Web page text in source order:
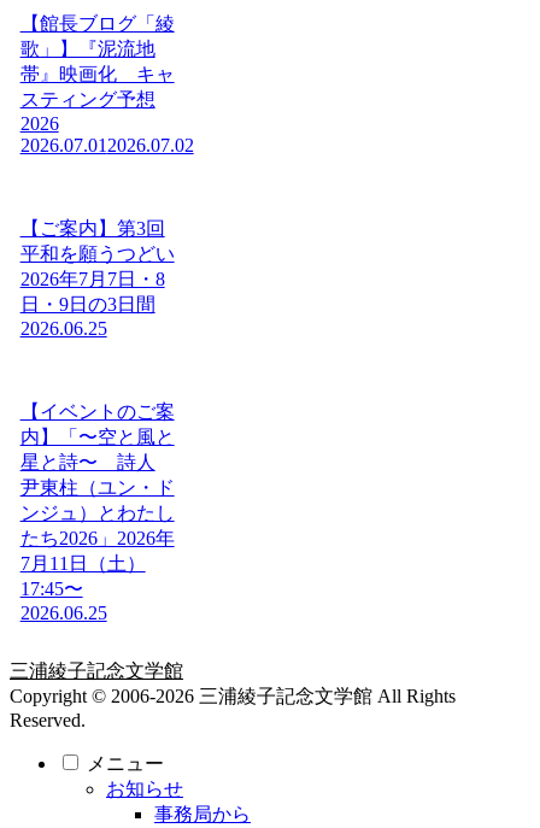
【館長ブログ「綾
歌」】『泥流地
帯』映画化 キャ
スティング予想
2026
2026.07.01 2026.07.02
【ご案内】第3回
平和を願うつどい
2026年7月7日・8
日・9日の3日間
2026.06.25
【イベントのご案
内】「〜空と風と
星と詩〜 詩人
尹東柱（ユン・ド
ンジュ）とわたし
たち2026」2026年
7月11日（土）
17:45〜
2026.06.25
三浦綾子記念文学館
Copyright © 2006-2026 三浦綾子記念文学館 All Rights
Reserved.
メニュー
お知らせ
事務局から